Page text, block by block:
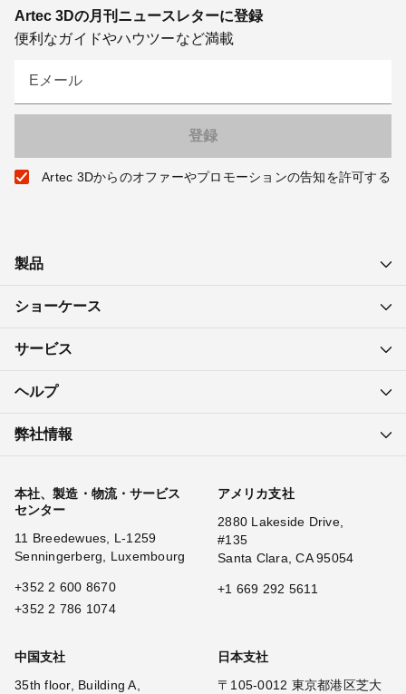
Artec 3Dの月刊ニュースレターに登録
便利なガイドやハウツーなど満載
Eメール
Artec 3Dからのオファーやプロモーションの告知を許可する
製品
ショーケース
サービス
ヘルプ
弊社情報
本社、製造・物流・サービス
センター
11 Breedewues, L-1259
Senningerberg, Luxembourg
+352 2 600 8670
+352 2 786 1074
アメリカ支社
2880 Lakeside Drive,
#135
Santa Clara, CA 95054
+1 669 292 5611
中国支社
35th floor, Building A,
日本支社
〒105-0012 東京都港区芝大